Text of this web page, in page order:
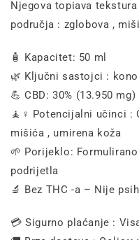
Njegova topiava tekstura
područja : zglobova ,
🧴 Kapacitet: 50 ml
🌿 Ključnisastojci :
💪 CBD: 30% (13.950 mg)
🧘♀️ Potencijalni učinci :
mišića , umirena koža
🌱 Porijeklo: Formulirano
podrijetla
🔬 Bez THC -a – Nije
💳 Sigurno plaćanje :